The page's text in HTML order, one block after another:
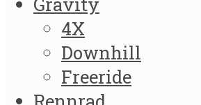
4X
Downhill
Freeride